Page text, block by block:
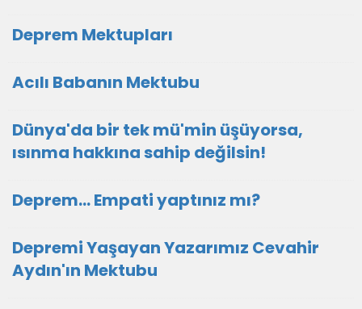
Deprem Mektupları
Acılı Babanın Mektubu
Dünya'da bir tek mü'min üşüyorsa,
ısınma hakkına sahip değilsin!
Deprem... Empati yaptınız mı?
Depremi Yaşayan Yazarımız Cevahir
Aydın'ın Mektubu